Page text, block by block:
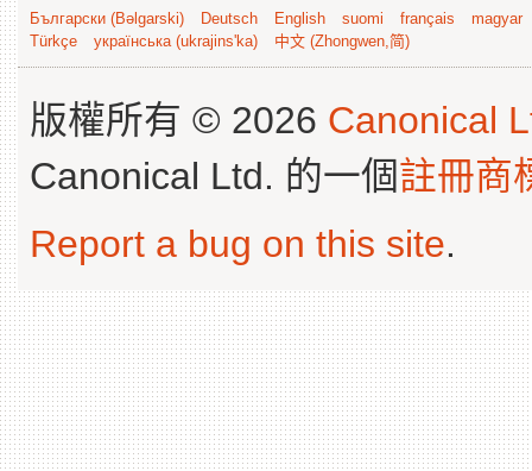
Български (Bəlgarski) Deutsch English suomi français
magyar
Türkçe
українська (ukrajins'ka) 中文 (Zhongwen,简)
版權所有 © 2026 Canonical
Canonical Ltd. 的一個註冊商
Report a bug on this site.